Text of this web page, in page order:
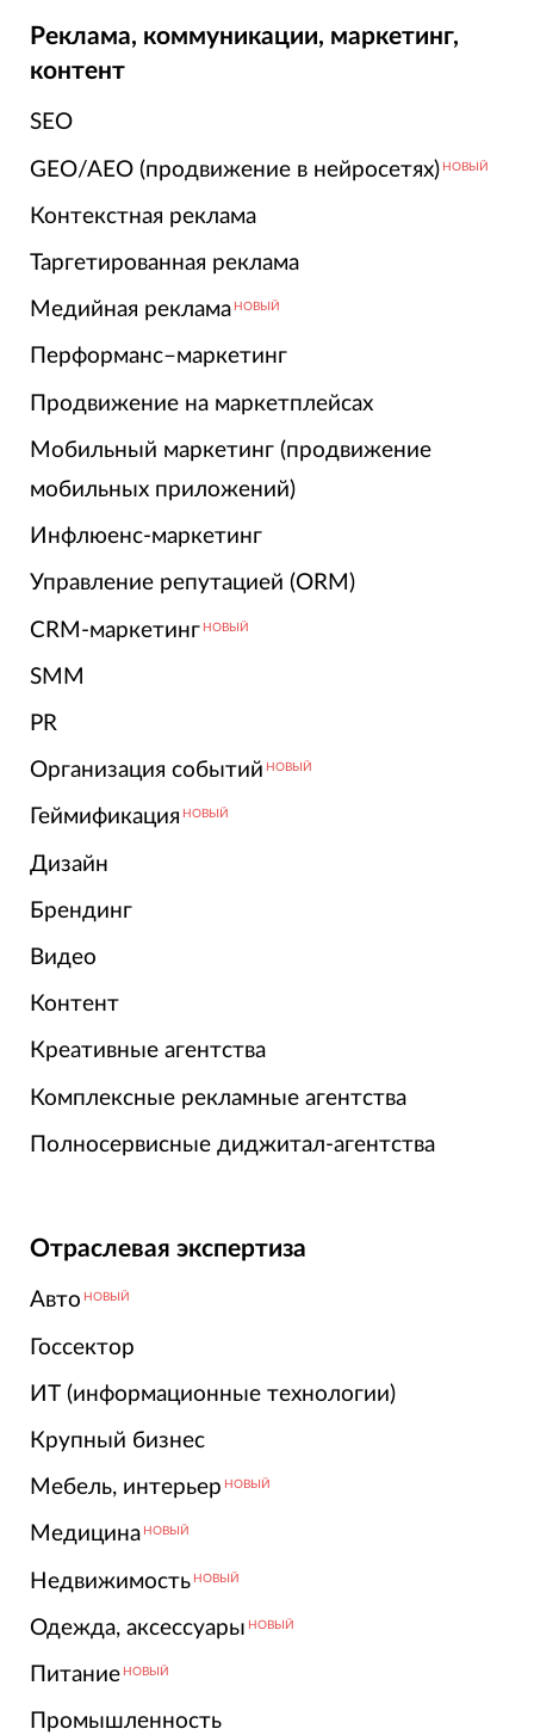
Реклама, коммуникации, маркетинг,
контент
SEO
GEO/AEO (продвижение в нейросетях) НОВЫЙ
Контекстная реклама
Таргетированная реклама
Медийная реклама НОВЫЙ
Перформанс–маркетинг
Продвижение на маркетплейсах
Мобильный маркетинг (продвижение
мобильных приложений)
Инфлюенс-маркетинг
Управление репутацией (ORM)
CRM-маркетинг НОВЫЙ
SMM
PR
Организация событий НОВЫЙ
Геймификация НОВЫЙ
Дизайн
Брендинг
Видео
Контент
Креативные агентства
Комплексные рекламные агентства
Полносервисные диджитал-агентства
Отраслевая экспертиза
Авто НОВЫЙ
Госсектор
ИТ (информационные технологии)
Крупный бизнес
Мебель, интерьер НОВЫЙ
Медицина НОВЫЙ
Недвижимость НОВЫЙ
Одежда, аксессуары НОВЫЙ
Питание НОВЫЙ
Промышленность